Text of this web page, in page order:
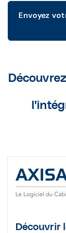
Envoyez
Découvrir